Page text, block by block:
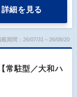
詳細を見る
載期間：26/07/31～26/08/20
常駐型／大和ハ